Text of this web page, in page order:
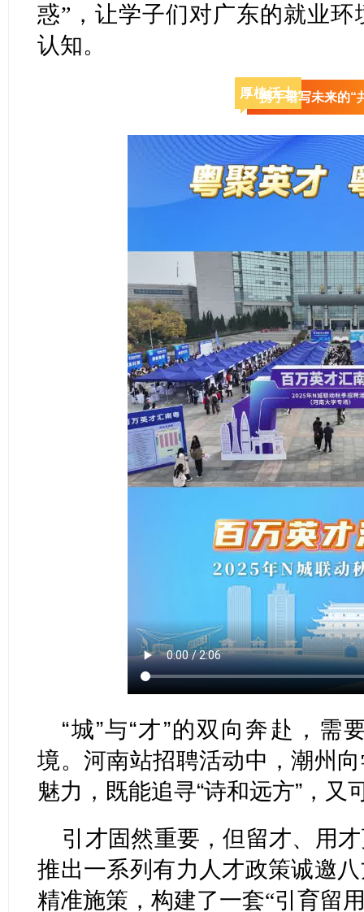
惑”，让学子们对广东的就业
认知。
厚植沃土
携手谱写未来的“
“城”与“才”的双向奔赴，需
境。河南站招聘活动中，潮州
魅力，既能追寻“诗和远方”，又
引才固然重要，但留才、用
推出一系列有力人才政策诚邀
精准施策，构建了一套“引育留